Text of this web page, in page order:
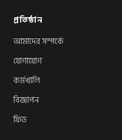
প্রতিষ্ঠান
আমাদের সম্পর্কে
যোগাযোগ
কর্মখালি
বিজ্ঞাপন
ফিড